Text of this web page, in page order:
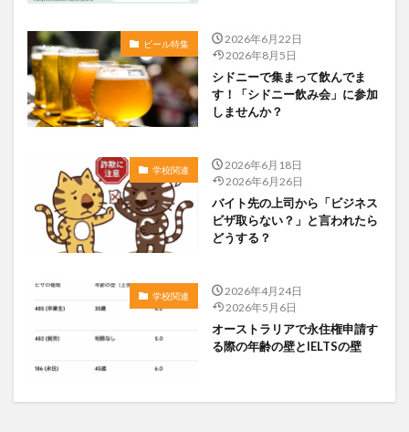
ビール特集
2026年6月22日
2026年8月5日
シドニーで集まって飲んでま
す！「シドニー飲み会」に参加
しませんか？
学校関連
2026年6月18日
2026年6月26日
バイト先の上司から「ビジネス
ビザ取らない？」と言われたら
どうする？
学校関連
2026年4月24日
2026年5月6日
オーストラリアで永住権申請す
る際の年齢の壁とIELTSの壁